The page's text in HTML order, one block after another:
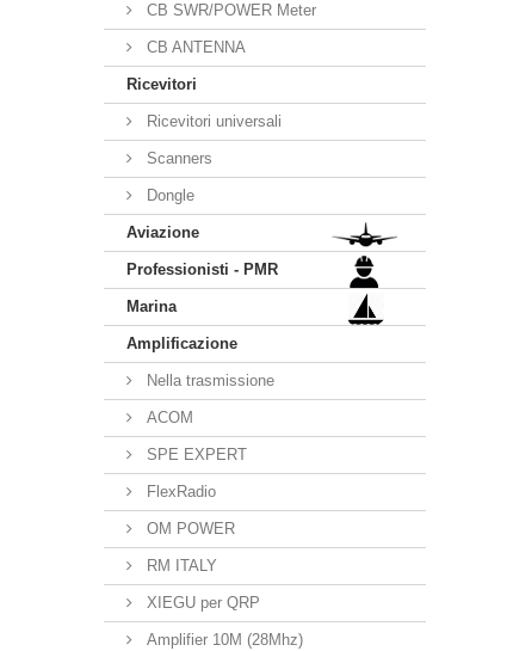
CB SWR/POWER Meter
CB ANTENNA
Ricevitori
Ricevitori universali
Scanners
Dongle
Aviazione
Professionisti - PMR
Marina
Amplificazione
Nella trasmissione
ACOM
SPE EXPERT
FlexRadio
OM POWER
RM ITALY
XIEGU per QRP
Amplifier 10M (28Mhz)